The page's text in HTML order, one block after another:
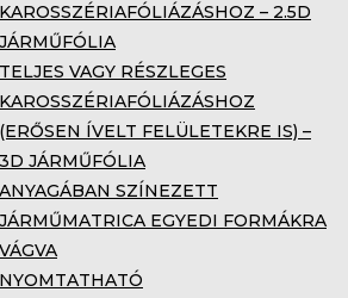
KAROSSZÉRIAFÓLIÁZÁSHOZ – 2.5D
JÁRMŰFÓLIA
TELJES VAGY RÉSZLEGES
KAROSSZÉRIAFÓLIÁZÁSHOZ
(ERŐSEN ÍVELT FELÜLETEKRE IS) –
3D JÁRMŰFÓLIA
ANYAGÁBAN SZÍNEZETT
JÁRMŰMATRICA EGYEDI FORMÁKRA
VÁGVA
NYOMTATHATÓ